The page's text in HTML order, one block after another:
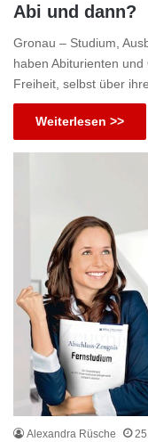
Abi und dann?
Gronau – Studium,
haben Abiturienten
Freiheit, selbst über
Weiterlesen >>
Alexandra Rüsche